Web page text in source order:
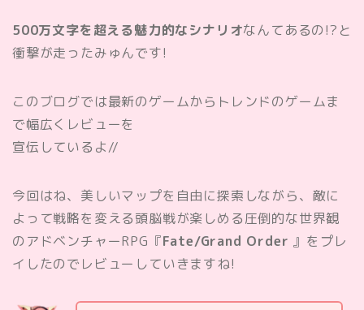
500万文字を超える魅力的なシナリオなんてあるの!?と
衝撃が走ったみゅんです!
このブログでは最新のゲームからトレンドのゲームま
で幅広くレビューを
宣伝しているよ//
今回はね、美しいマップを自由に探索しながら、敵に
よって戦略を変える頭脳戦が楽しめる圧倒的な世界観
のアドベンチャーRPG『Fate/Grand Order 』をプレ
イしたのでレビューしていきますね!